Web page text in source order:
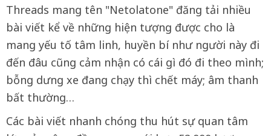
Threads mang tên "Netolatone" đăng tải nhiều
bài viết kể về những hiện tượng được cho là
mang yếu tố tâm linh, huyền bí như người này đi
đến đâu cũng cảm nhận có cái gì đó đi theo mình;
bỗng dưng xe đang chạy thì chết máy; âm thanh
bất thường…
Các bài viết nhanh chóng thu hút sự quan tâm